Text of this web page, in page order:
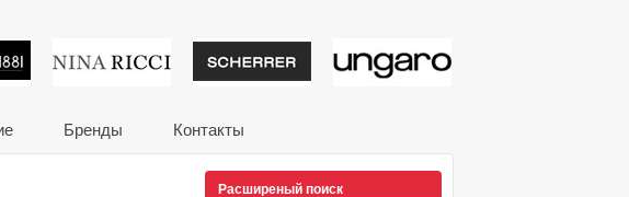
подарки от
Бренды Контакты
Расширеный поиск